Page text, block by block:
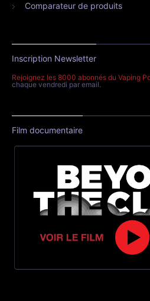
Comparateur de produits
Inscription Newsletter
Rejoignez les 8000 abonnés du Vaping
chaque vendredi par email.
Film documentaire